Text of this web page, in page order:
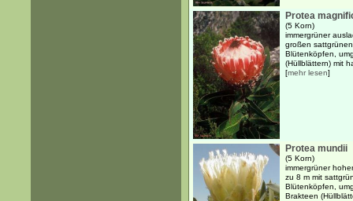
Protea
(5 Korn)
immergrüner
großen
Blütenköpfen,
(Hüllblättern) mit
[mehr lesen]
Protea mundii
(5 Korn)
immergrüner
zu 8 m mit
Blütenköpfen,
Brakteen